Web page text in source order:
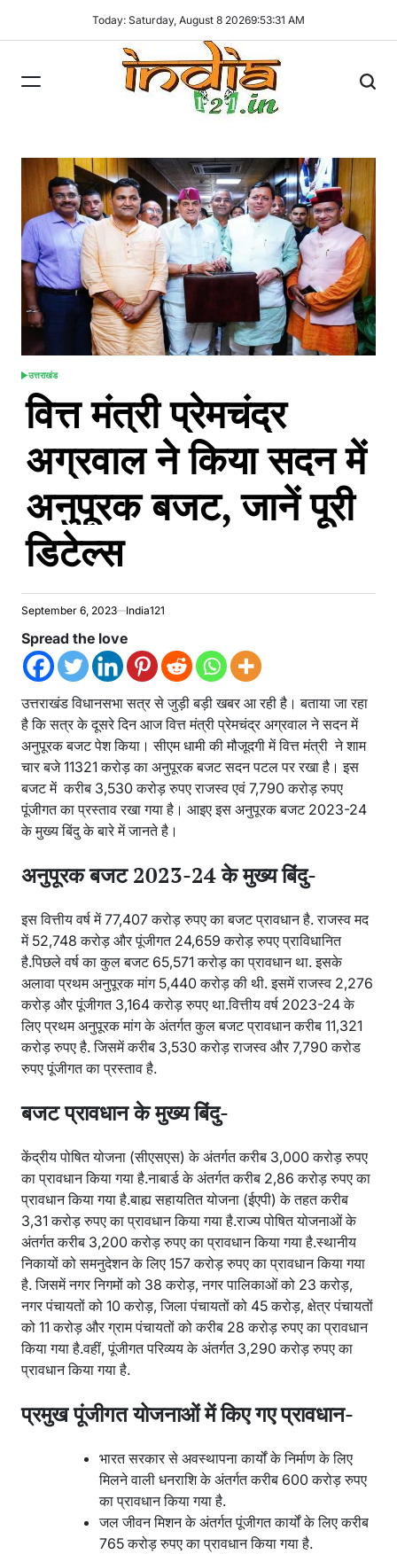
Today: Saturday, August 8 20269:53:32 AM
POSTED
IN
उत्तराखंड
वित्त मंत्री प्रेमचंद्र
अग्रवाल ने किया सदन में
अनुपूरक बजट, जानें पूरी
डिटेल्स
September 6, 2023 India121
Spread the love
उत्तराखंड विधानसभा सत्र से जुड़ी बड़ी खबर आ रही है। बताया जा रहा
है कि सत्र के दूसरे दिन आज वित्त मंत्री प्रेमचंद्र अग्रवाल ने सदन में
अनुपूरक बजट पेश किया। सीएम धामी की मौजूदगी में वित्त मंत्री ने शाम
चार बजे 11321 करोड़ का अनुपूरक बजट सदन पटल पर रखा है। इस
बजट में करीब 3,530 करोड़ रुपए राजस्व एवं 7,790 करोड़ रुपए
पूंजीगत का प्रस्ताव रखा गया है। आइए इस अनुपूरक बजट 2023-24
के मुख्य बिंदु के बारे में जानते है।
अनुपूरक बजट 2023-24 के मुख्य बिंदु-
इस वित्तीय वर्ष में 77,407 करोड़ रुपए का बजट प्रावधान है. राजस्व मद
में 52,748 करोड़ और पूंजीगत 24,659 करोड़ रुपए प्राविधानित
है.पिछले वर्ष का कुल बजट 65,571 करोड़ का प्रावधान था. इसके
अलावा प्रथम अनुपूरक मांग 5,440 करोड़ की थी. इसमें राजस्व 2,276
करोड़ और पूंजीगत 3,164 करोड़ रुपए था.वित्तीय वर्ष 2023-24 के
लिए प्रथम अनुपूरक मांग के अंतर्गत कुल बजट प्रावधान करीब 11,321
करोड़ रुपए है. जिसमें करीब 3,530 करोड़ राजस्व और 7,790 करोड
रुपए पूंजीगत का प्रस्ताव है.
बजट प्रावधान के मुख्य बिंदु-
केंद्रीय पोषित योजना (सीएसएस) के अंतर्गत करीब 3,000 करोड़ रुपए
का प्रावधान किया गया है.नाबार्ड के अंतर्गत करीब 2,86 करोड़ रुपए का
प्रावधान किया गया है.बाह्य सहायतित योजना (ईएपी) के तहत करीब
3,31 करोड़ रुपए का प्रावधान किया गया है.राज्य पोषित योजनाओं के
अंतर्गत करीब 3,200 करोड़ रुपए का प्रावधान किया गया है.स्थानीय
निकायों को समनुदेशन के लिए 157 करोड़ रुपए का प्रावधान किया गया
है. जिसमें नगर निगमों को 38 करोड़, नगर पालिकाओं को 23 करोड़,
नगर पंचायतों को 10 करोड़, जिला पंचायतों को 45 करोड़, क्षेत्र पंचायतों
को 11 करोड़ और ग्राम पंचायतों को करीब 28 करोड़ रुपए का प्रावधान
किया गया है.वहीं, पूंजीगत परिव्यय के अंतर्गत 3,290 करोड़ रुपए का
प्रावधान किया गया है.
प्रमुख पूंजीगत योजनाओं में किए गए प्रावधान-
भारत सरकार से अवस्थापना कार्यों के निर्माण के लिए
मिलने वाली धनराशि के अंतर्गत करीब 600 करोड़ रुपए
का प्रावधान किया गया है.
जल जीवन मिशन के अंतर्गत पूंजीगत कार्यों के लिए करीब
765 करोड़ रुपए का प्रावधान किया गया है.